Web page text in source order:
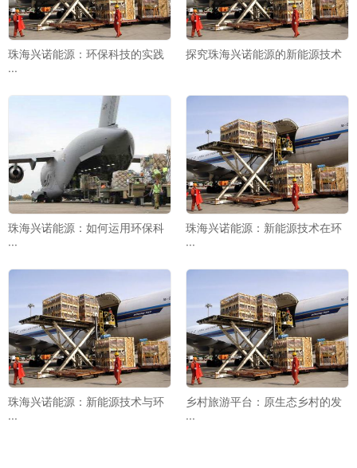
珠海兴诺能源：环保科技的实践
···
探究珠海兴诺能源的新能源技术
珠海兴诺能源：如何运用环保科
···
珠海兴诺能源：新能源技术在环
···
珠海兴诺能源：新能源技术与环
···
乡村旅游平台：原生态乡村的发
···